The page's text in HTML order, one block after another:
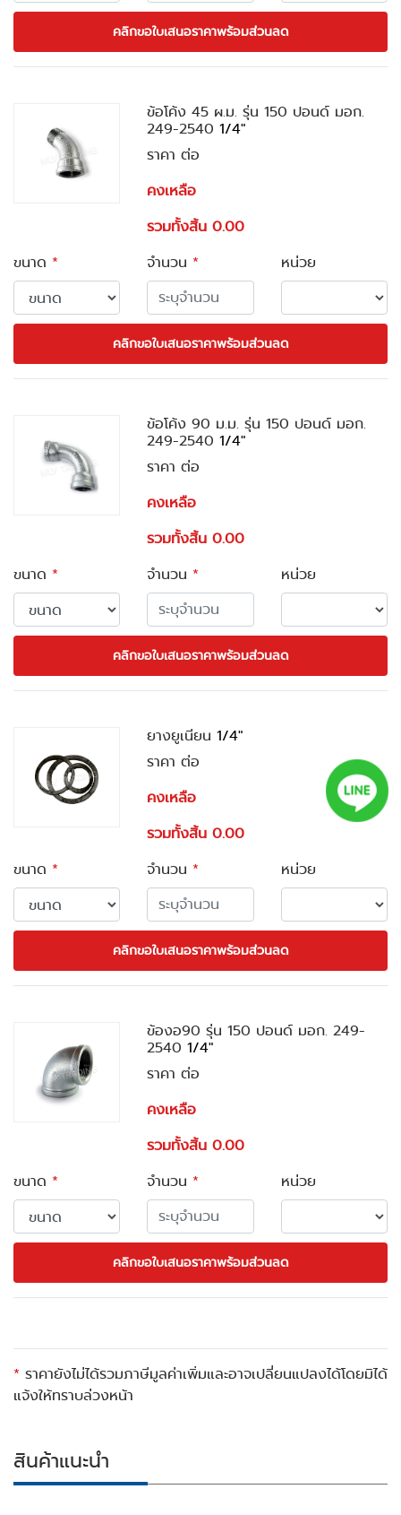
คลิกขอใบเสนอราคาพร้อมส่วนลด
ข้อโค้ง 45 ผ.ม. รุ่น 150 ปอนด์ มอก.
249-25401/4"
ราคา ต่อ
คงเหลือ
รวมทั้งสิ้น 0.00
ขนาด * จำนวน * หน่วย
คลิกขอใบเสนอราคาพร้อมส่วนลด
ข้อโค้ง 90 ม.ม. รุ่น 150 ปอนด์ มอก.
249-25401/4"
ราคา ต่อ
คงเหลือ
รวมทั้งสิ้น 0.00
ขนาด * จำนวน * หน่วย
คลิกขอใบเสนอราคาพร้อมส่วนลด
ยางยูเนียน1/4"
ราคา ต่อ
คงเหลือ
รวมทั้งสิ้น 0.00
ขนาด * จำนวน * หน่วย
คลิกขอใบเสนอราคาพร้อมส่วนลด
ข้องอ90 รุ่น 150 ปอนด์ มอก. 249-
25401/4"
ราคา ต่อ
คงเหลือ
รวมทั้งสิ้น 0.00
ขนาด * จำนวน * หน่วย
คลิกขอใบเสนอราคาพร้อมส่วนลด
* ราคายังไม่ได้รวมภาษีมูลค่าเพิ่มและอาจเปลี่ยนแปลงได้โดยมิได้
แจ้งให้ทราบล่วงหน้า
สินค้าแนะนำ